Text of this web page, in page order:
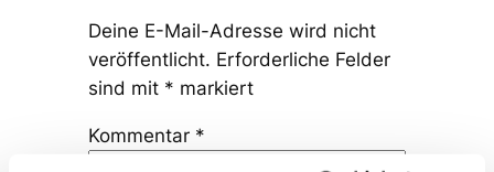
Deine E-Mail-Adresse wird nicht
veröffentlicht. Erforderliche Felder
sind mit * markiert
Kommentar *